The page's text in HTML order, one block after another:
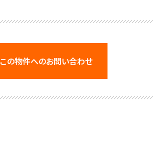
この物件へのお問い合わせ